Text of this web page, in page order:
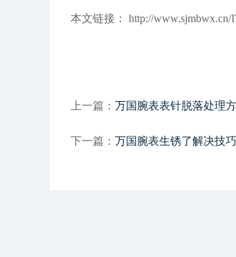
本文链接： http://www.sjmbwx.cn/
上一篇： 万国腕表表针脱落处理
下一篇： 万国腕表生锈了解决技